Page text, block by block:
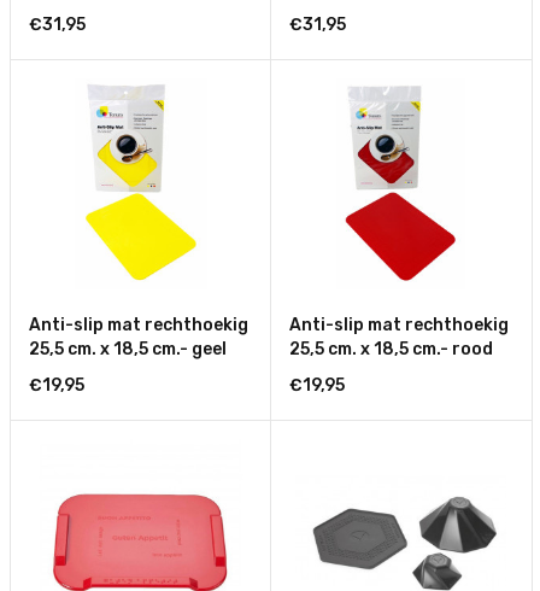
€31,95
€31,95
Anti-slip mat rechthoekig
25,5 cm. x 18,5 cm.- geel
€19,95
Anti-slip mat rechthoekig
25,5 cm. x 18,5 cm.- rood
€19,95